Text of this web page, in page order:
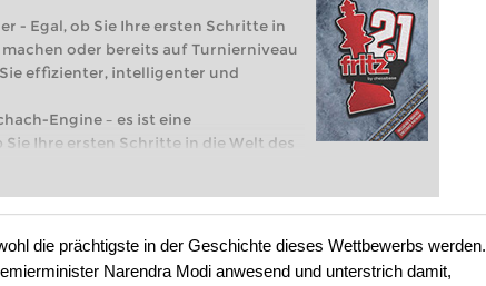
- Egal, ob Sie Ihre ersten Schritte in
oder bereits auf Turnierniveau
effizienter, intelligenter und
Engine – es ist eine
Ihre ersten Schritte in die Welt des
bereits auf Turnierniveau spielen: Mit
die prächtigste in der Geschichte dieses Wettbewerbs werden.
Narendra Modi anwesend und unterstrich damit,